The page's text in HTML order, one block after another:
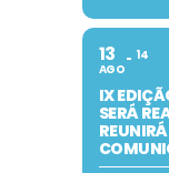
13
AGO
14
IX
SERÁ